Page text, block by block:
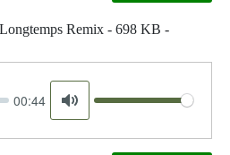
Remix - 698 KB -
00:44
Mute
Volume